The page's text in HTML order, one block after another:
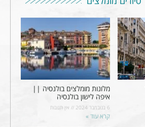
מלונות מומלצים בולנסיה ||
איפה לישון בולנסיה
6 בנובמבר 2024 אין תגובות
קרא עוד »